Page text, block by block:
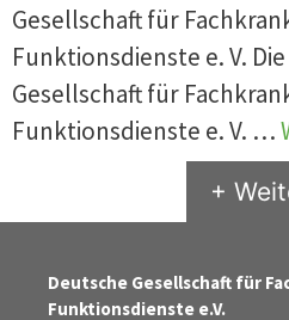
Gesellschaft für
Funktionsdienste e. V.
Gesellschaft für
Funktionsdienste e. V. …
+
Deutsche Gesellschaft für
Funktionsdienste e.V.